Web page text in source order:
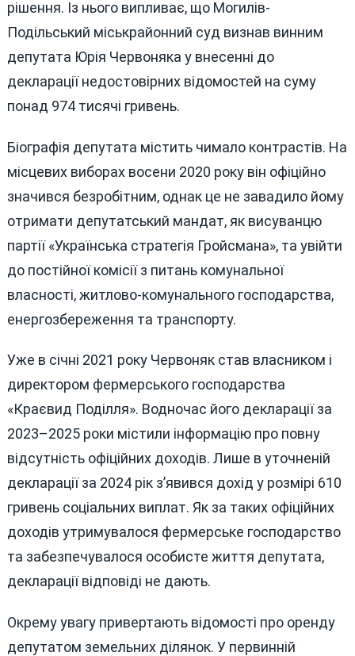
рішення. Із нього випливає, що Могилів-
Подільський міськрайонний суд визнав винним
депутата Юрія Червоняка у внесенні до
декларації недостовірних відомостей на суму
понад 974 тисячі гривень.
Біографія депутата містить чимало контрастів. На
місцевих виборах восени 2020 року він офіційно
значився безробітним, однак це не завадило йому
отримати депутатський мандат, як висуванцю
партії «Українська стратегія Гройсмана», та увійти
до постійної комісії з питань комунальної
власності, житлово-комунального господарства,
енергозбереження та транспорту.
Уже в січні 2021 року Червоняк став власником і
директором фермерського господарства
«Краєвид Поділля». Водночас його декларації за
2023–2025 роки містили інформацію про повну
відсутність офіційних доходів. Лише в уточненій
декларації за 2024 рік з’явився дохід у розмірі 610
гривень соціальних виплат. Як за таких офіційних
доходів утримувалося фермерське господарство
та забезпечувалося особисте життя депутата,
декларації відповіді не дають.
Окрему увагу привертають відомості про оренду
депутатом земельних ділянок. У первинній